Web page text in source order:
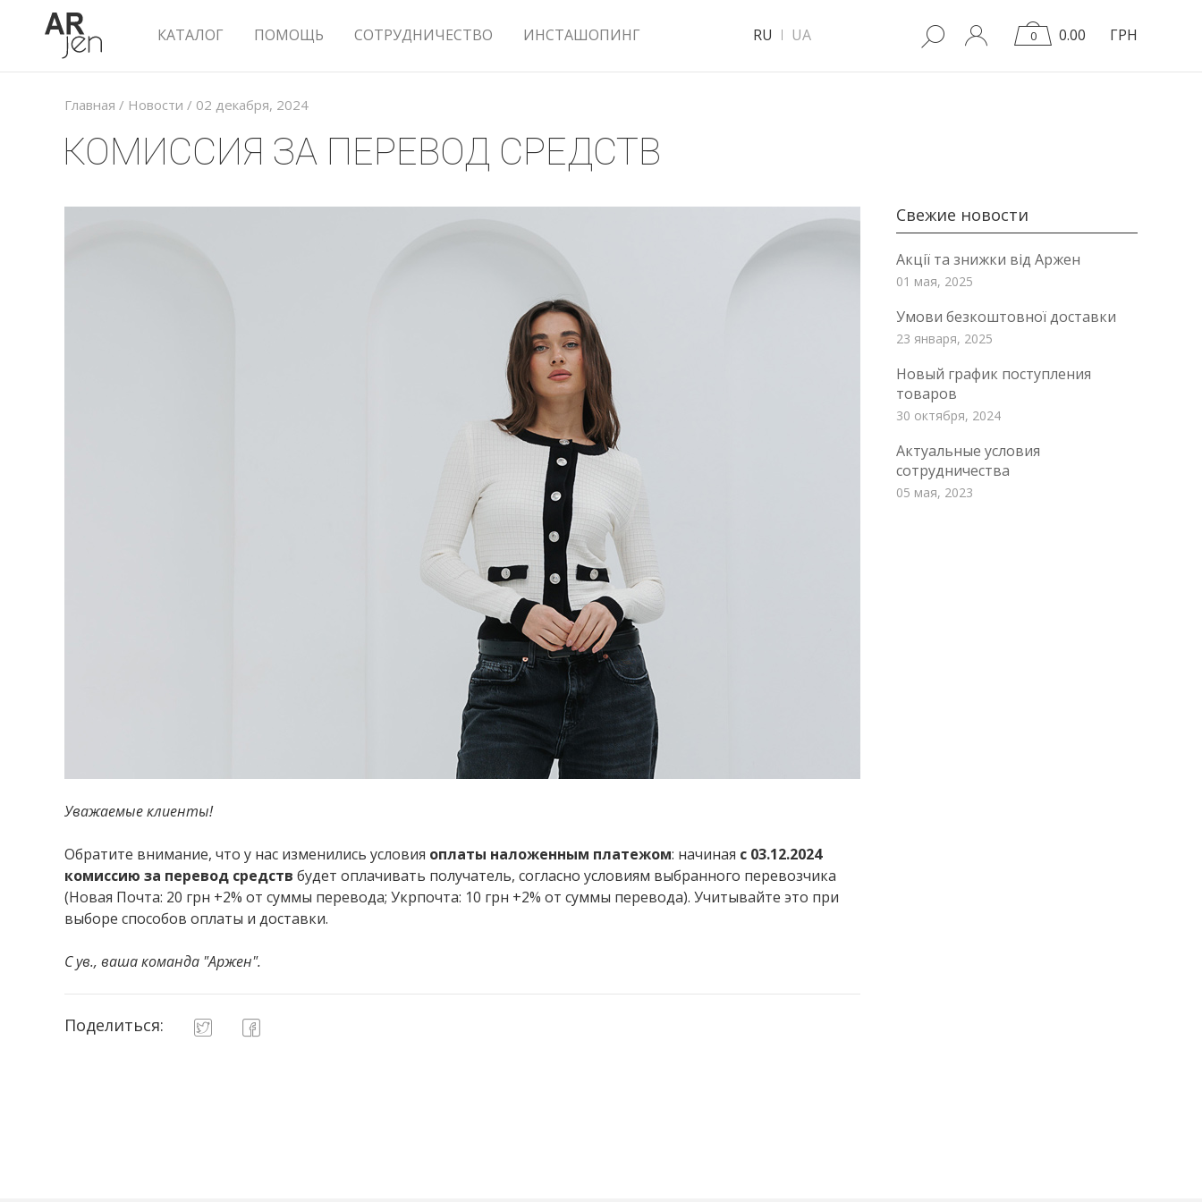
КАТАЛОГ ПОМОЩЬ СОТРУДНИЧЕСТВО ИНСТАШОПИНГ RU UA 0 0.00 ГРН
Главная / Новости / 02 декабря, 2024
КОМИССИЯ ЗА ПЕРЕВОД СРЕДСТВ
Уважаемые клиенты!
Обратите внимание, что у нас изменились условия оплаты наложенным платежом: начиная с 03.12.2024
комиссию за перевод средств будет оплачивать получатель, согласно условиям выбранного перевозчика
(Новая Почта: 20 грн +2% от суммы перевода; Укрпочта: 10 грн +2% от суммы перевода). Учитывайте это при
выборе способов оплаты и доставки.
С ув., ваша команда "Аржен".
Поделиться:
Свежие новости
Акції та знижки від Аржен
01 мая, 2025
Умови безкоштовної доставки
23 января, 2025
Новый график поступления
товаров
30 октября, 2024
Актуальные условия
сотрудничества
05 мая, 2023